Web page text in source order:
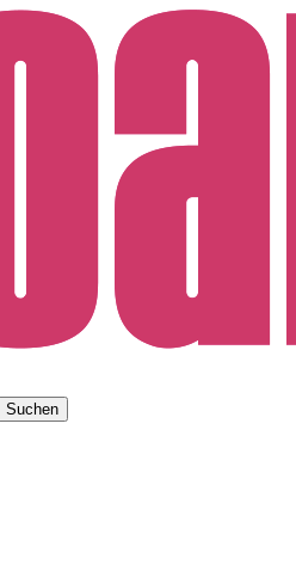
Suchen